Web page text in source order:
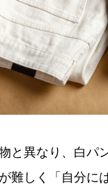
と異なり、白パ
難しく「自分に